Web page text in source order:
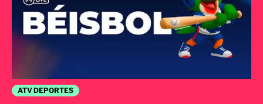
ATV DEPORTES